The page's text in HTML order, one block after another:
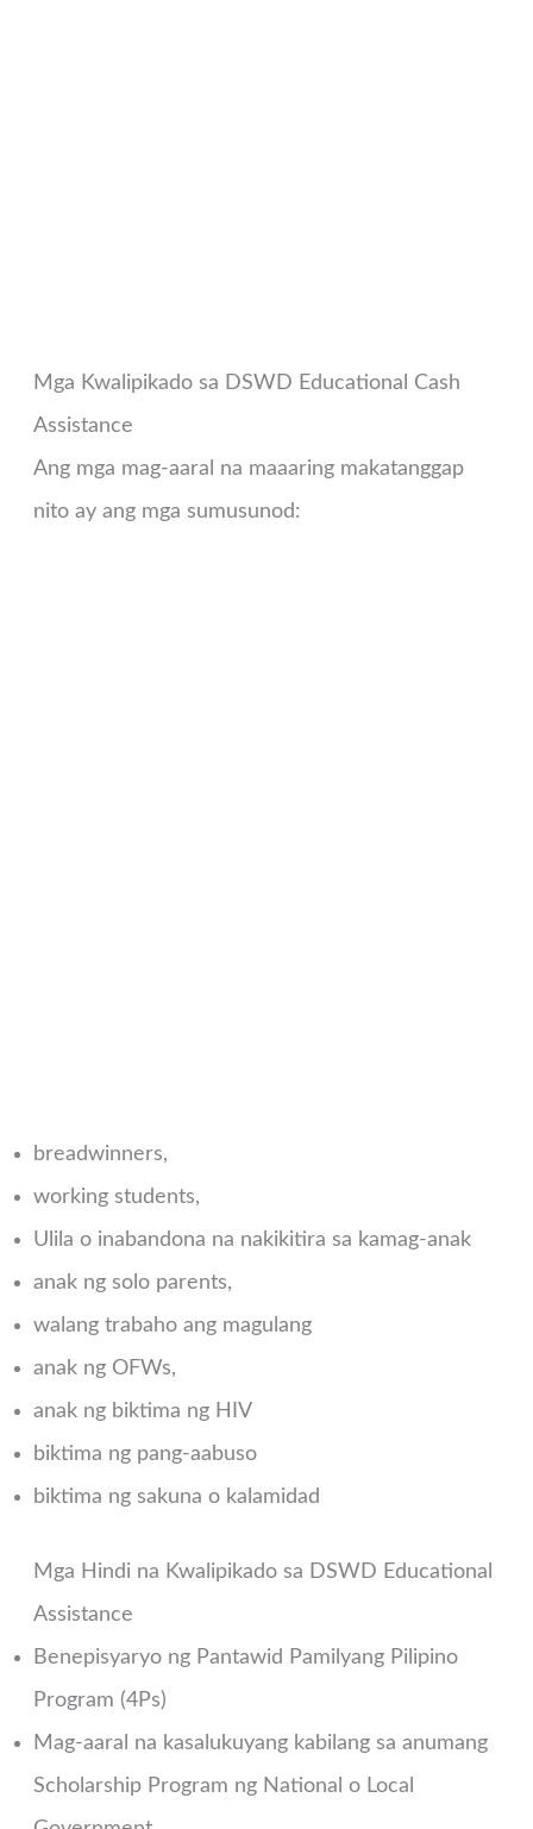
Mga Kwalipikado sa DSWD Educational Cash
Assistance
Ang mga mag-aaral na maaaring makatanggap
nito ay ang mga sumusunod:
breadwinners,
working students,
Ulila o inabandona na nakikitira sa kamag-anak
anak ng solo parents,
walang trabaho ang magulang
anak ng OFWs,
anak ng biktima ng HIV
biktima ng pang-aabuso
biktima ng sakuna o kalamidad
Mga Hindi na Kwalipikado sa DSWD Educational
Assistance
Benepisyaryo ng Pantawid Pamilyang Pilipino
Program (4Ps)
Mag-aaral na kasalukuyang kabilang sa anumang
Scholarship Program ng National o Local